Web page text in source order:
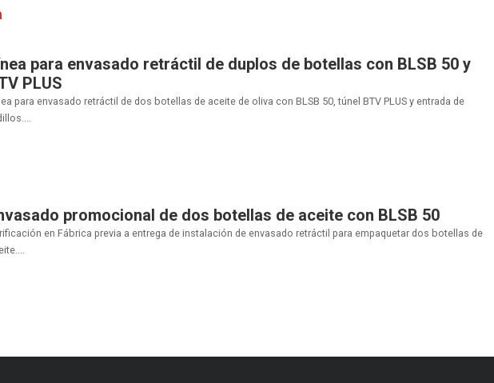
para envasado retráctil de duplos de botellas con BLSB 50 y
PLUS
para envasado retráctil de dos botellas de aceite de oliva con BLSB 50, túnel BTV PLUS y entrada de
promocional de dos botellas de aceite con BLSB 50
en Fábrica previa a entrega de instalación de envasado retráctil para empaquetar dos botellas de